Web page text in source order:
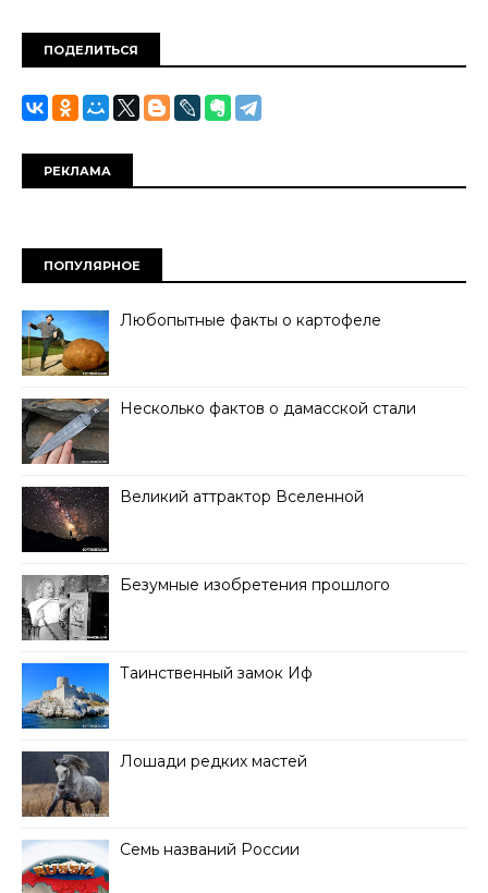
ПОДЕЛИТЬСЯ
РЕКЛАМА
ПОПУЛЯРНОЕ
Любопытные факты о картофеле
Несколько фактов о дамасской стали
Великий аттрактор Вселенной
Безумные изобретения прошлого
Таинственный замок Иф
Лошади редких мастей
Семь названий России